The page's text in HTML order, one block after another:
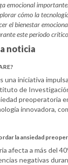
emocional
cómo la
el bienestar
este periodo
noticia
una iniciativa
de
preoperatoria
innovadora,
la ansiedad
afecta a más del
negativas